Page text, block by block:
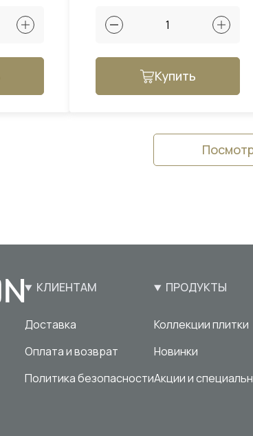
Купить
КЛИЕНТАМ
Доставка
Оплата и возврат
Политика безопасности
ПРОДУКТЫ
Коллекции плитки
Новинки
Акции и